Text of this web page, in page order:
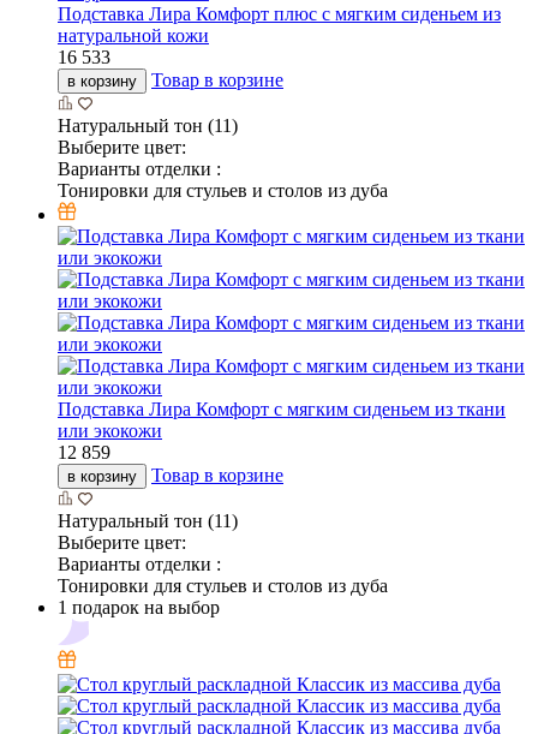
Подставка Лира Комфорт плюс с мягким сиденьем из
натуральной кожи
16 533
в корзину Товар в корзине
Натуральный тон (11)
Выберите цвет:
Варианты отделки :
Тонировки для стульев и столов из дуба
Подставка Лира Комфорт с мягким сиденьем из ткани
или экокожи
12 859
в корзину Товар в корзине
Натуральный тон (11)
Выберите цвет:
Варианты отделки :
Тонировки для стульев и столов из дуба
1 подарок на выбор